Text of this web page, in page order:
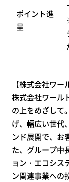
ポイント進
呈
【株式会社ワー
株式会社ワール
の上をめざして
げ、幅広い世代
ンド展開で、お
た、グループ中
ョン・エコシス
ン関連事業への